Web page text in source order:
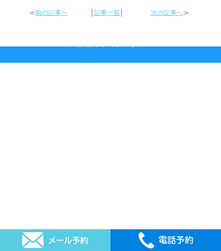
≪前の記事へ 記事一覧 次の記事へ≫